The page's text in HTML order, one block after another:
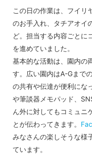
この日の作業は、フイリ
のお手入れ、タチアオイ
ど。担当する内容ごとに
を進めていました。
基本的な活動は、園内の
す。広い園内はA-Gまで
の共有や伝達が便利にな
や筆談器メモパッド、
ん外に対してもコミュニ
とが伝わってきます。
みなさんの楽しそうな様
ています。